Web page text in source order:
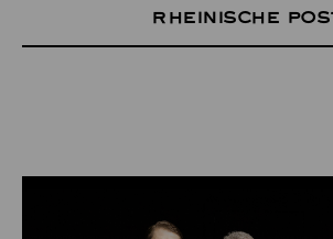
Rheinische